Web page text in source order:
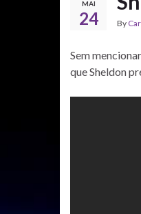
MAI
24 By
Sem
que Sheldon